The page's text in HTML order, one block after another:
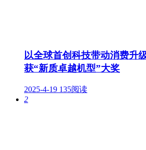
以全球首创科技带动消费升
获“新质卓越机型”大奖
2025-4-19 135阅读
2